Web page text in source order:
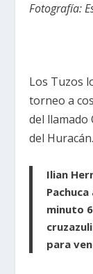
Fotografía:
Los Tuzos
torneo a
del llamado
del Huracán.
Ilian
minuto
para